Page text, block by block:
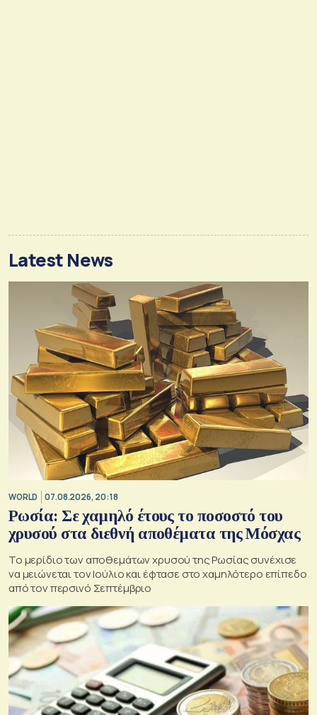
Latest News
WORLD 07.08.2026, 20:18
Ρωσία: Σε χαμηλό έτους το ποσοστό του
χρυσού στα διεθνή αποθέματα της Μόσχας
Το μερίδιο των αποθεμάτων χρυσού της Ρωσίας συνέχισε
να μειώνεται τον Ιούλιο και έφτασε στο χαμηλότερο επίπεδο
από τον περσινό Σεπτέμβριο